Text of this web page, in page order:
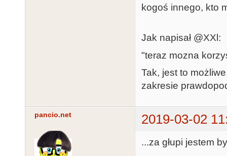
kogoś innego, kto
Jak napisał @XXl:
"teraz mozna
Tak, jest to
zakresie
pancio.net 2019-03-02
...za głupi jestem